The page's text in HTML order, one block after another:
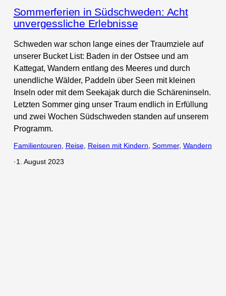
Sommerferien in Südschweden: Acht
unvergessliche Erlebnisse
Schweden war schon lange eines der Traumziele auf
unserer Bucket List: Baden in der Ostsee und am
Kattegat, Wandern entlang des Meeres und durch
unendliche Wälder, Paddeln über Seen mit kleinen
Inseln oder mit dem Seekajak durch die Schäreninseln.
Letzten Sommer ging unser Traum endlich in Erfüllung
und zwei Wochen Südschweden standen auf unserem
Programm.
Familientouren Reise, Reisen mit Kindern Sommer, Wandern
·1. August 2023